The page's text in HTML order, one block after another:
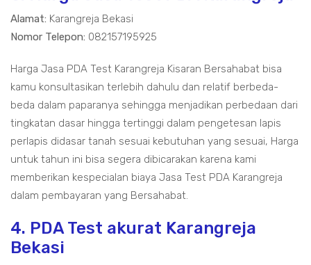
Alamat: Karangreja Bekasi
Nomor Telepon: 082157195925
Harga Jasa PDA Test Karangreja Kisaran Bersahabat bisa
kamu konsultasikan terlebih dahulu dan relatif berbeda-
beda dalam paparanya sehingga menjadikan perbedaan dari
tingkatan dasar hingga tertinggi dalam pengetesan lapis
perlapis didasar tanah sesuai kebutuhan yang sesuai, Harga
untuk tahun ini bisa segera dibicarakan karena kami
memberikan kespecialan biaya Jasa Test PDA Karangreja
dalam pembayaran yang Bersahabat.
4. PDA Test akurat Karangreja
Bekasi